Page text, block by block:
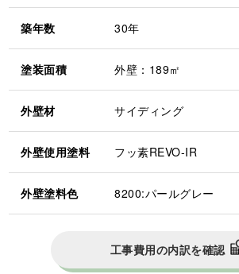
築年数 30年
塗装面積 外壁：189㎡
外壁材 サイディング
外壁使用塗料 フッ素REVO-IR
外壁塗料色 8200:パールグレー
工事費用の内訳を確認